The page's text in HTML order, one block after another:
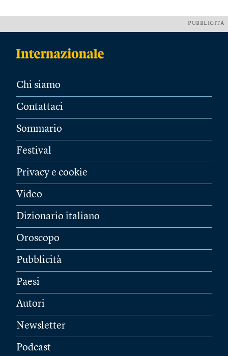
PUBBLICITÀ
Chi siamo
Contattaci
Sommario
Festival
Privacy e cookie
Video
Dizionario italiano
Oroscopo
Pubblicità
Paesi
Autori
Newsletter
Podcast